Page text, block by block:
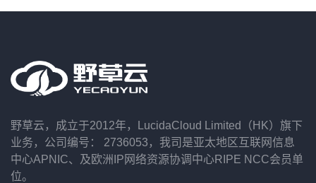
野草云，成立于2012年，LucidaCloud Limited（HK）旗下
业务，公司编号： 2736053，我司是亚太地区互联网信息
中心APNIC、及欧洲IP网络资源协调中心RIPE NCC会员单
位。